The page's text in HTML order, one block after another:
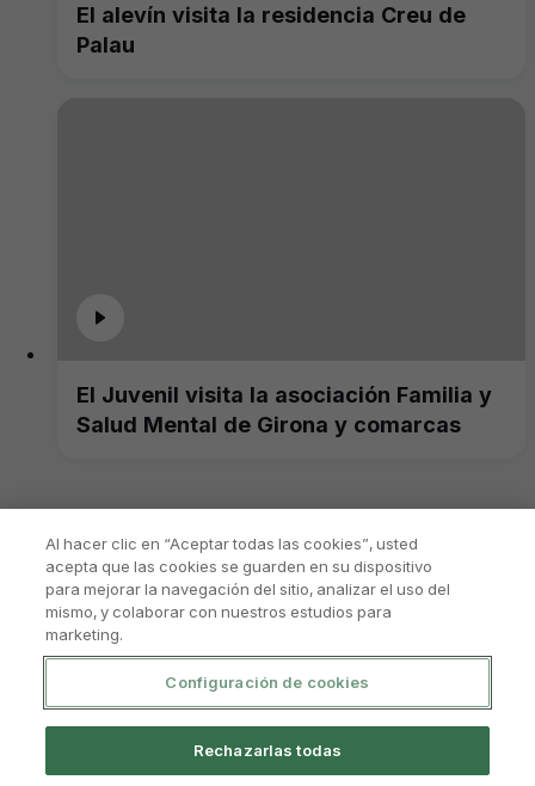
El alevín visita la residencia Creu de
Palau
El Juvenil visita la asociación Familia y
Salud Mental de Girona y comarcas
Aviso Legal Y Condiciones De Uso
Al hacer clic en “Aceptar todas las cookies”, usted
acepta que las cookies se guarden en su dispositivo
para mejorar la navegación del sitio, analizar el uso del
mismo, y colaborar con nuestros estudios para
marketing.
Configuración de cookies
Rechazarlas todas